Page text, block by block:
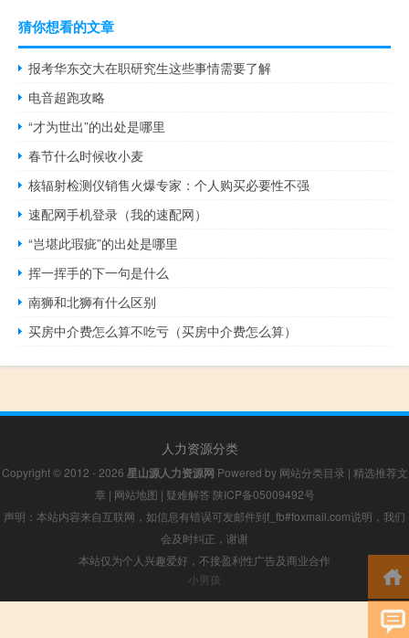
猜你想看的文章
报考华东交大在职研究生这些事情需要了解
电音超跑攻略
“才为世出”的出处是哪里
春节什么时候收小麦
核辐射检测仪销售火爆专家：个人购买必要性不强
速配网手机登录（我的速配网）
“岂堪此瑕疵”的出处是哪里
挥一挥手的下一句是什么
南狮和北狮有什么区别
买房中介费怎么算不吃亏（买房中介费怎么算）
人力资源分类
Copyright © 2012 - 2026 星山源人力资源网 Powered by 网站分类目录 | 精选推荐文
章 | 网站地图 | 疑难解答 陕ICP备05009492号
声明：本站内容来自互联网，如信息有错误可发邮件到f_fb#foxmail.com说明，我们
会及时纠正，谢谢
本站仅为个人兴趣爱好，不接盈利性广告及商业合作
小男孩